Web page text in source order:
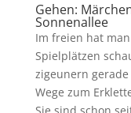
Gehen:
Sonnenallee
Im freien hat
Spielplätzen
zigeunern
Wege zum